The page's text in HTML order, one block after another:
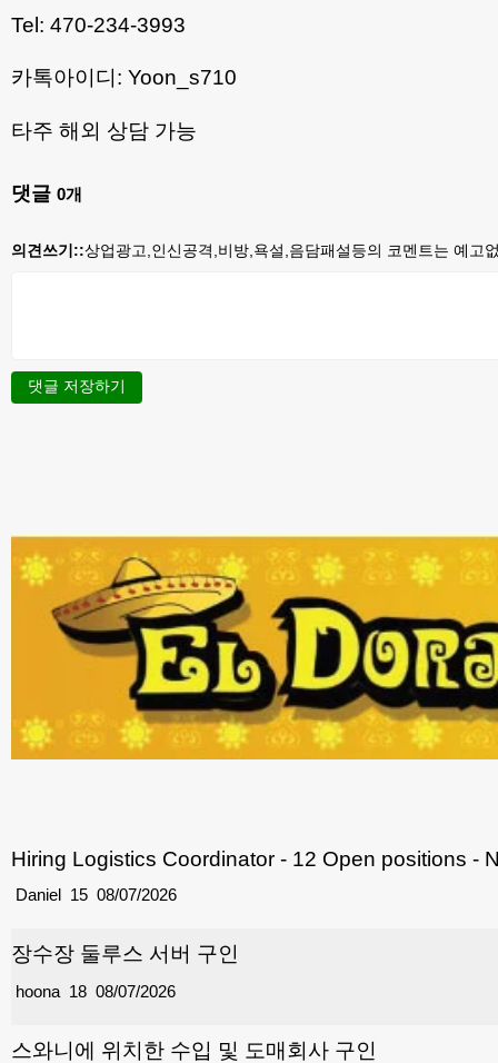
Tel: 470-234-3993
카톡아이디: Yoon_s710
타주 해외 상담 가능
댓글 0개
의견쓰기::상업광고,인신공격,비방,욕설,음담패설등의 코멘트는 예고
댓글 저장하기
Hiring Logistics Coordinator - 12 Open positions -
15
Daniel 08/07/2026
장수장 둘루스 서버 구인
18
hoona 08/07/2026
스와니에 위치한 수입 및 도매회사 구인